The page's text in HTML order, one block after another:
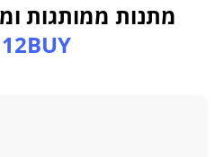
מתנות ממותגות
12BUY />